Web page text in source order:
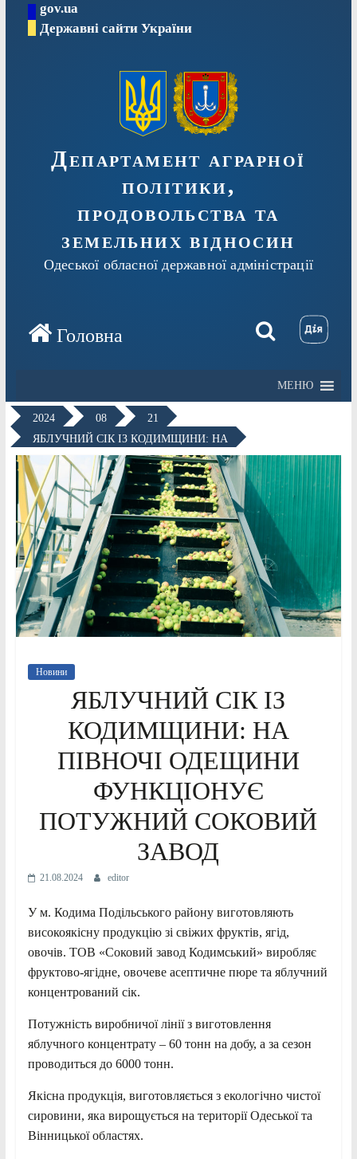
Перейтиgov.ua
Державні сайти України
Департамент аграрної
політики,
продовольства та
земельних відносин
Одеської обласної державної адміністрації
МЕНЮ
2024 08
21
ЯБЛУЧНИЙ СІК ІЗ КОДИМЩИНИ: НА
Новини
ЯБЛУЧНИЙ СІК ІЗ
КОДИМЩИНИ: НА
ПІВНОЧІ ОДЕЩИНИ
ФУНКЦІОНУЄ
ПОТУЖНИЙ СОКОВИЙ
ЗАВОД
21.08.2024 editor
У м. Кодима Подільського району виготовляють
високоякісну продукцію зі свіжих фруктів, ягід,
овочів. ТОВ «Соковий завод Кодимський» виробляє
фруктово-ягідне, овочеве асептичне пюре та яблучний
концентрований сік.
Потужність виробничої лінії з виготовлення
яблучного концентрату – 60 тонн на добу, а за сезон
проводиться до 6000 тонн.
Якісна продукція, виготовляється з екологічно чистої
сировини, яка вирощується на території Одеської та
Вінницької областях.